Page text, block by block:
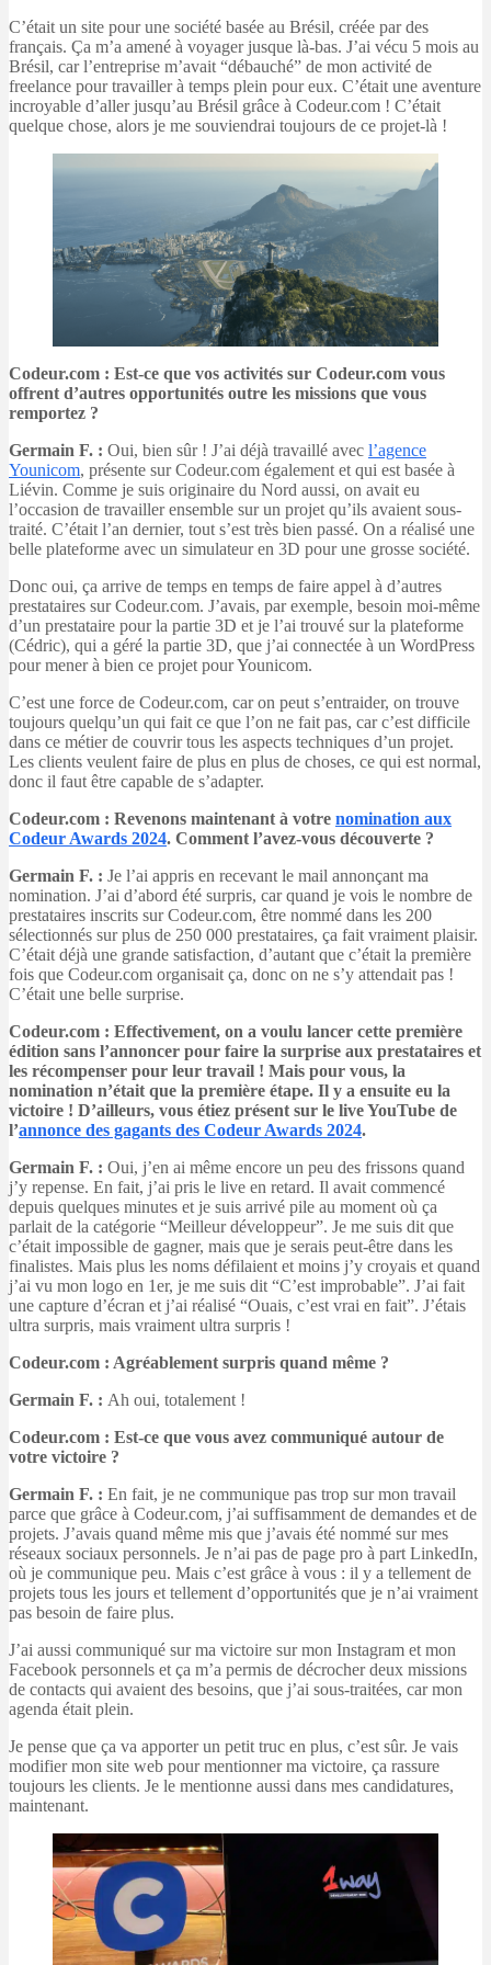
C’était un site pour une société basée au Brésil, créée par des
français. Ça m’a amené à voyager jusque là-bas. J’ai vécu 5 mois au
Brésil, car l’entreprise m’avait “débauché” de mon activité de
freelance pour travailler à temps plein pour eux. C’était une aventure
incroyable d’aller jusqu’au Brésil grâce à Codeur.com ! C’était
quelque chose, alors je me souviendrai toujours de ce projet-là !
Codeur.com : Est-ce que vos activités sur Codeur.com vous
offrent d’autres opportunités outre les missions que vous
remportez ?
Germain F. : Oui, bien sûr ! J’ai déjà travaillé avec l’agence
Younicom, présente sur Codeur.com également et qui est basée à
Liévin. Comme je suis originaire du Nord aussi, on avait eu
l’occasion de travailler ensemble sur un projet qu’ils avaient sous-
traité. C’était l’an dernier, tout s’est très bien passé. On a réalisé une
belle plateforme avec un simulateur en 3D pour une grosse société.
Donc oui, ça arrive de temps en temps de faire appel à d’autres
prestataires sur Codeur.com. J’avais, par exemple, besoin moi-même
d’un prestataire pour la partie 3D et je l’ai trouvé sur la plateforme
(Cédric), qui a géré la partie 3D, que j’ai connectée à un WordPress
pour mener à bien ce projet pour Younicom.
C’est une force de Codeur.com, car on peut s’entraider, on trouve
toujours quelqu’un qui fait ce que l’on ne fait pas, car c’est difficile
dans ce métier de couvrir tous les aspects techniques d’un projet.
Les clients veulent faire de plus en plus de choses, ce qui est normal,
donc il faut être capable de s’adapter.
Codeur.com : Revenons maintenant à votre nomination aux
Codeur Awards 2024. Comment l’avez-vous découverte ?
Germain F. : Je l’ai appris en recevant le mail annonçant ma
nomination. J’ai d’abord été surpris, car quand je vois le nombre de
prestataires inscrits sur Codeur.com, être nommé dans les 200
sélectionnés sur plus de 250 000 prestataires, ça fait vraiment plaisir.
C’était déjà une grande satisfaction, d’autant que c’était la première
fois que Codeur.com organisait ça, donc on ne s’y attendait pas !
C’était une belle surprise.
Codeur.com : Effectivement, on a voulu lancer cette première
édition sans l’annoncer pour faire la surprise aux prestataires et
les récompenser pour leur travail ! Mais pour vous, la
nomination n’était que la première étape. Il y a ensuite eu la
victoire ! D’ailleurs, vous étiez présent sur le live YouTube de
l’annonce des gagants des Codeur Awards 2024.
Germain F. : Oui, j’en ai même encore un peu des frissons quand
j’y repense. En fait, j’ai pris le live en retard. Il avait commencé
depuis quelques minutes et je suis arrivé pile au moment où ça
parlait de la catégorie “Meilleur développeur”. Je me suis dit que
c’était impossible de gagner, mais que je serais peut-être dans les
finalistes. Mais plus les noms défilaient et moins j’y croyais et quand
j’ai vu mon logo en 1er, je me suis dit “C’est improbable”. J’ai fait
une capture d’écran et j’ai réalisé “Ouais, c’est vrai en fait”. J’étais
ultra surpris, mais vraiment ultra surpris !
Codeur.com : Agréablement surpris quand même ?
Germain F. : Ah oui, totalement !
Codeur.com : Est-ce que vous avez communiqué autour de
votre victoire ?
Germain F. : En fait, je ne communique pas trop sur mon travail
parce que grâce à Codeur.com, j’ai suffisamment de demandes et de
projets. J’avais quand même mis que j’avais été nommé sur mes
réseaux sociaux personnels. Je n’ai pas de page pro à part LinkedIn,
où je communique peu. Mais c’est grâce à vous : il y a tellement de
projets tous les jours et tellement d’opportunités que je n’ai vraiment
pas besoin de faire plus.
J’ai aussi communiqué sur ma victoire sur mon Instagram et mon
Facebook personnels et ça m’a permis de décrocher deux missions
de contacts qui avaient des besoins, que j’ai sous-traitées, car mon
agenda était plein.
Je pense que ça va apporter un petit truc en plus, c’est sûr. Je vais
modifier mon site web pour mentionner ma victoire, ça rassure
toujours les clients. Je le mentionne aussi dans mes candidatures,
maintenant.